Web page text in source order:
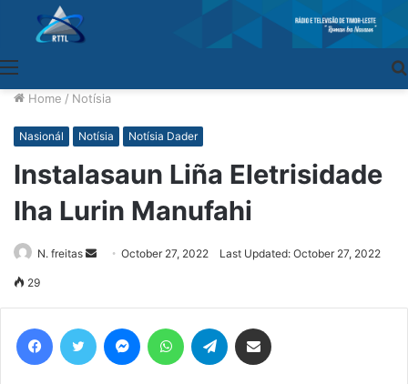
Home / Notísia
Nasionál Notísia Notísia Dader
Instalasaun Liña Eletrisidade
Iha Lurin Manufahi
N. freitas
SendOctober 27, 2022 Last Updated: October 27, 2022
29